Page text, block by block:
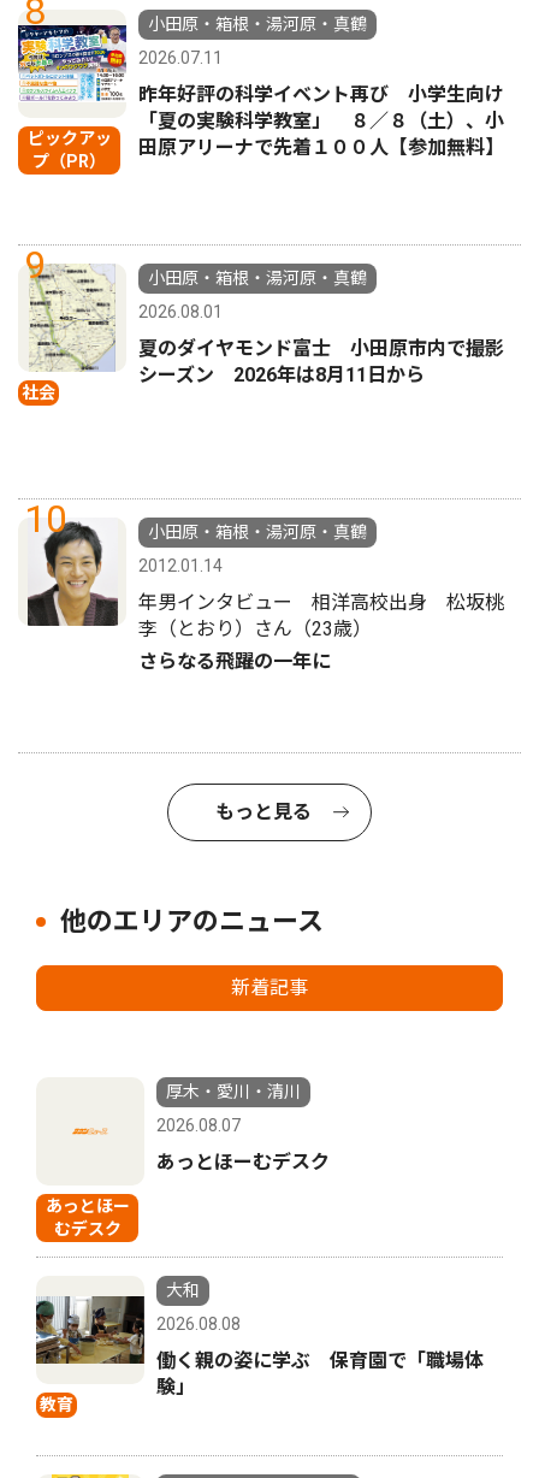
8
ピックアッ
プ（PR）
小田原・箱根・湯河原・真鶴
2026.07.11
昨年好評の科学イベント再び 小学生向け
「夏の実験科学教室」 ８／８（土）、小
田原アリーナで先着１００人【参加無料】
9
社会
小田原・箱根・湯河原・真鶴
2026.08.01
夏のダイヤモンド富士 小田原市内で撮影
シーズン 2026年は8月11日から
10
小田原・箱根・湯河原・真鶴
2012.01.14
年男インタビュー 相洋高校出身 松坂桃
李（とおり）さん（23歳）
さらなる飛躍の一年に
もっと見る
他のエリアのニュース
新着記事
あっとほー
むデスク
厚木・愛川・清川
2026.08.07
あっとほーむデスク
教育
大和
2026.08.08
働く親の姿に学ぶ 保育園で「職場体
験」